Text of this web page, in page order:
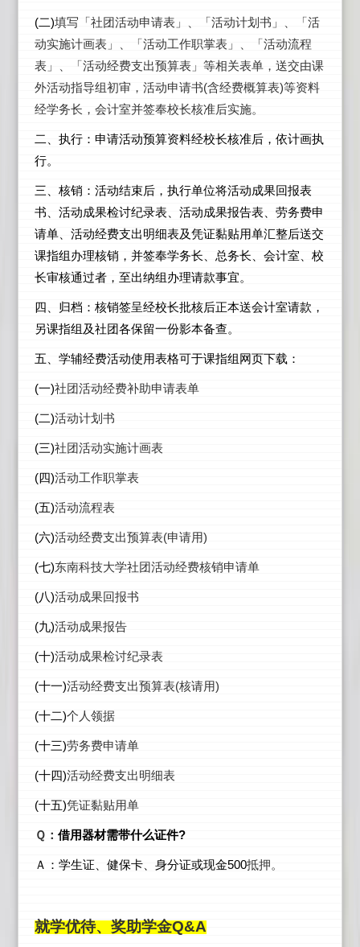
(二)填写「社团活动申请表」、「活动计划书」、「活
动实施计画表」、「活动工作职掌表」、「活动流程
表」、「活动经费支出预算表」等相关表单，送交由课
外活动指导组初审，活动申请书(含经费概算表)等资料
经学务长，会计室并签奉校长核准后实施。
二、执行：申请活动预算资料经校长核准后，依计画执
行。
三、核销：活动结束后，执行单位将活动成果回报表
书、活动成果检讨纪录表、活动成果报告表、劳务费申
请单、活动经费支出明细表及凭证黏贴用单汇整后送交
课指组办理核销，并签奉学务长、总务长、会计室、校
长审核通过者，至出纳组办理请款事宜。
四、归档：核销签呈经校长批核后正本送会计室请款，
另课指组及社团各保留一份影本备查。
五、学辅经费活动使用表格可于课指组网页下载：
(一)社团活动经费补助申请表单
(二)活动计划书
(三)社团活动实施计画表
(四)活动工作职掌表
(五)活动流程表
(六)活动经费支出预算表(申请用)
(七)东南科技大学社团活动经费核销申请单
(八)活动成果回报书
(九)活动成果报告
(十)活动成果检讨纪录表
(十一)活动经费支出预算表(核请用)
(十二)个人领据
(十三)劳务费申请单
(十四)活动经费支出明细表
(十五)凭证黏贴用单
Ｑ：借用器材需带什么证件?
Ａ：学生证、健保卡、身分证或现金500抵押。
就学优待、奖助学金Q&A